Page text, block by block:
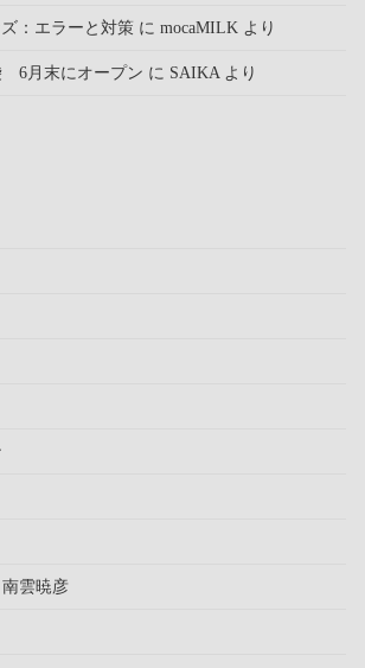
：エラーと対策 に mocaMILK より
6月末にオープン に SAIKA より
雲暁彦